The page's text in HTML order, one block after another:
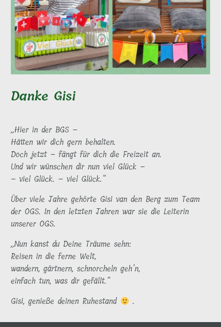
Danke Gisi
„Hier in der BGS –
Hätten wir dich gern behalten.
Doch jetzt – fängt für dich die Freizeit an.
Und wir wünschen dir nun viel Glück –
– viel Glück. – viel Glück.“
Über viele Jahre gehörte Gisi van den Berg zum Team
der OGS. In den letzten Jahren war sie die Leiterin
unserer OGS.
„Nun kanst du Deine Träume sehn:
Reisen in die ferne Welt,
wandern, gärtnern, schnorcheln geh’n,
einfach tun, was dir gefällt.“
Gisi, genieße deinen Ruhestand
.